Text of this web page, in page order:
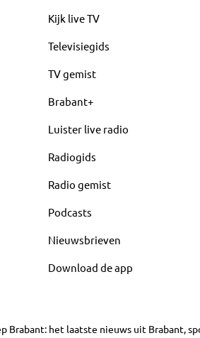
Kijk live TV
Televisiegids
TV gemist
Brabant+
Luister live radio
Radiogids
Radio gemist
Podcasts
Nieuwsbrieven
Download de app
Brabant: het laatste nieuws uit Brabant,